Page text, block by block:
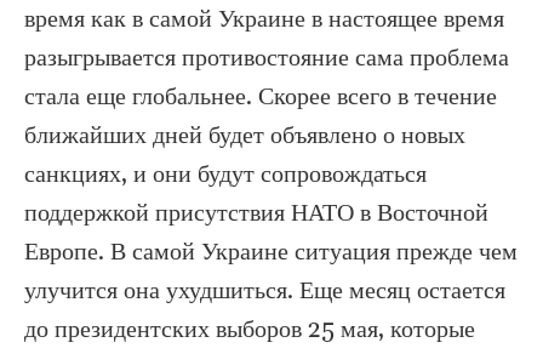
время как в самой Украине в настоящее время
разыгрывается противостояние сама проблема
стала еще глобальнее. Скорее всего в течение
ближайших дней будет объявлено о новых
санкциях, и они будут сопровождаться
поддержкой присутствия НАТО в Восточной
Европе. В самой Украине ситуация прежде чем
улучится она ухудшиться. Еще месяц остается
до президентских выборов 25 мая, которые